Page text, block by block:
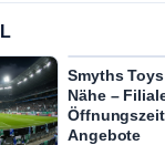
Smyths
Nähe –
Angebote